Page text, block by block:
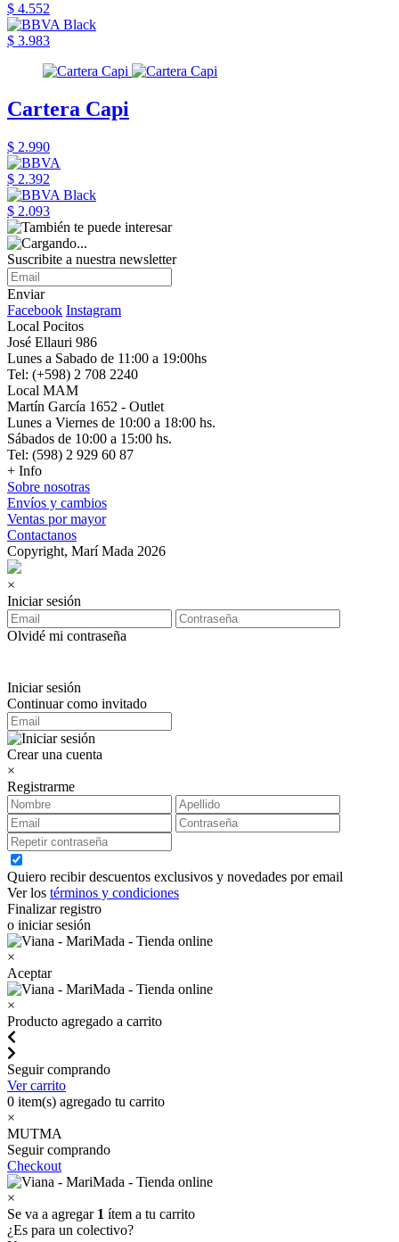
$ 4.552
$ 3.983
Cartera Capi
$ 2.990
$ 2.392
$ 2.093
Suscribite a nuestra newsletter
Enviar
Facebook Instagram
Local Pocitos
José Ellauri 986
Lunes a Sabado de 11:00 a 19:00hs
Tel: (+598) 2 708 2240
Local MAM
Martín García 1652 - Outlet
Lunes a Viernes de 10:00 a 18:00 hs.
Sábados de 10:00 a 15:00 hs.
Tel: (598) 2 929 60 87
+ Info
Sobre nosotras
Envíos y cambios
Ventas por mayor
Contactanos
Copyright, Marí Mada 2026
×
Iniciar sesión
Olvidé mi contraseña
Iniciar sesión
Continuar como invitado
Crear una cuenta
×
Registrarme
Quiero recibir descuentos exclusivos y novedades por email
Ver los términos y condiciones
Finalizar registro
o iniciar sesión
×
Aceptar
×
Producto agregado a carrito
Seguir comprando
Ver carrito
0 item(s) agregado tu carrito
×
MUTMA
Seguir comprando
Checkout
×
Se va a agregar 1 ítem a tu carrito
¿Es para un colectivo?